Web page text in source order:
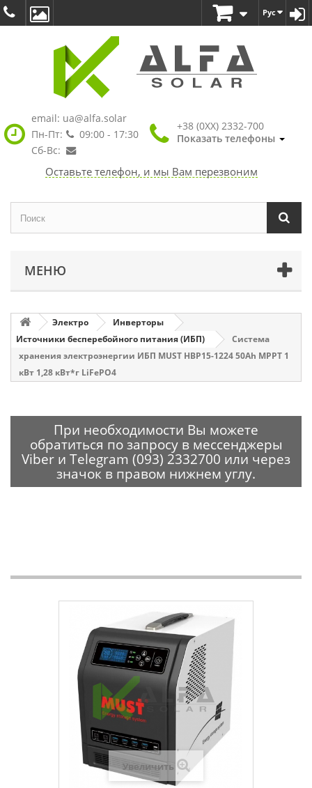
Рус
email: ua@alfa.solar
Пн-Пт:
09:00 - 17:30
Сб-Вс:
+38 (0XX) 2332-700
Показать телефоны
Оставьте телефон, и мы Вам перезвоним
МЕНЮ
Электро
Инверторы
Источники бесперебойного питания (ИБП)
Система
хранения электроэнергии ИБП MUST НВР15-1224 50Ah MPPT 1
кВт 1,28 кВт*г LiFePО4
При необходимости Вы можете
обратиться по запросу в мессенджеры
Viber и Telegram (093) 2332700 или через
значок в правом нижнем углу.
Увеличить